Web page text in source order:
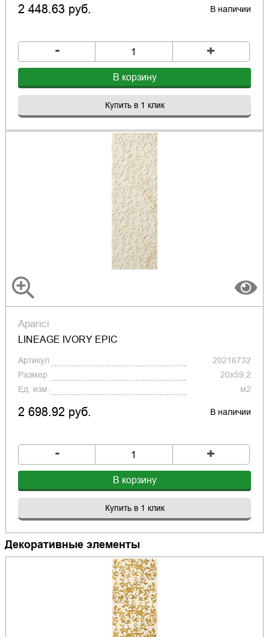
2 448.63 руб. В наличии
- +
В корзину
Купить в 1 клик
Aparici
LINEAGE IVORY EPIC
Артикул
20216732
Размер
20x59,2
Ед. изм.
м2
2 698.92 руб. В наличии
- +
В корзину
Купить в 1 клик
Декоративные элементы